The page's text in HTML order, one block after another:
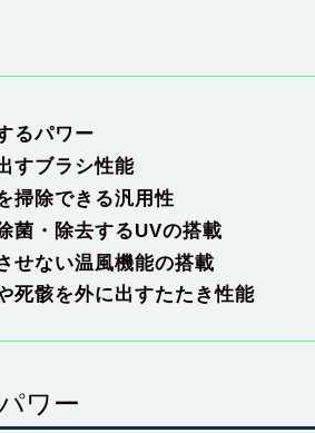
るパワー
すブラシ性能
掃除できる汎用性
菌・除去するUVの搭載
せない温風機能の搭載
死骸を外に出すたたき性能
ワー